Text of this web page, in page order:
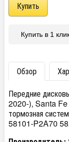
Купить в 1
Обзор
Передние
2020-), Santa Fe
тормозная
58101-P2A70